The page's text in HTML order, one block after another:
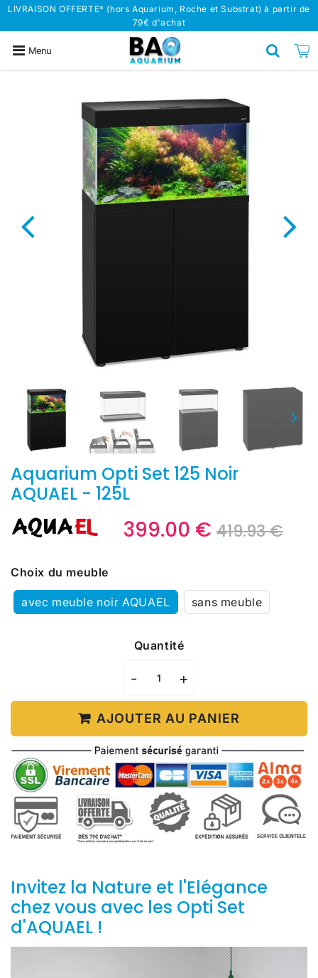
LIVRAISON OFFERTE* (hors Aquarium, Roche et Substrat) à partir de
79€ d'achat
Menu
Aquarium Opti Set 125 Noir
AQUAEL - 125L
399.00 € 419.93 €
Choix du meuble
avec meuble noir AQUAEL sans meuble
Quantité
- +
AJOUTER AU PANIER
Invitez la Nature et l'Elégance
chez vous avec les Opti Set
d'AQUAEL !